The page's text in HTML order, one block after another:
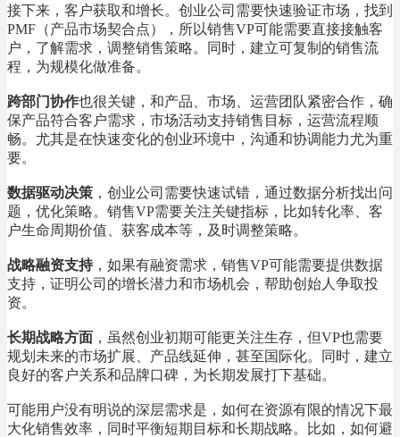
接下来，客户获取和增长。创业公司需要快速验证市场，找到
PMF（产品市场契合点），所以销售VP可能需要直接接触客
户，了解需求，调整销售策略。同时，建立可复制的销售流
程，为规模化做准备。
跨部门协作也很关键，和产品、市场、运营团队紧密合作，确
保产品符合客户需求，市场活动支持销售目标，运营流程顺
畅。尤其是在快速变化的创业环境中，沟通和协调能力尤为重
要。
数据驱动决策 ，创业公司需要快速试错，通过数据分析找出问
题，优化策略。销售VP需要关注关键指标，比如转化率、客
户生命周期价值、获客成本等，及时调整策略。
战略融资支持，如果有融资需求，销售VP可能需要提供数据
支持，证明公司的增长潜力和市场机会，帮助创始人争取投
资。
长期战略方面 ，虽然创业初期可能更关注生存，但VP也需要
规划未来的市场扩展、产品线延伸，甚至国际化。同时，建立
良好的客户关系和品牌口碑，为长期发展打下基础。
可能用户没有明说的深层需求是，如何在资源有限的情况下最
大化销售效率，同时平衡短期目标和长期战略。比如，如何避